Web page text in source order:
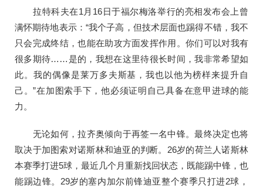
拉特科夫在1月16日于福尔梅洛举行的亮相发布会上曾
满怀期待地表示：“我个子高，但技术层面也踢得不错，我不
只会完成终结，也能在助攻方面发挥作用。你们可以对我有
很多期待……是的，我想在这里待很长时间，我非常希望如
此。我的偶像是莱万多夫斯基，我也以他为榜样来提升自
己。”在加图索手下，他必须证明自己具备在意甲进球的能
力。
无论如何，拉齐奥倾向于再签一名中锋。最终决定也将
取决于加图索对诺斯林和迪亚的判断。26岁的荷兰人诺斯林
本赛季打进5球，最近几个月重新找回状态，既能踢中锋，也
能踢边锋。29岁的塞内加尔前锋迪亚整个赛季只打进2球，